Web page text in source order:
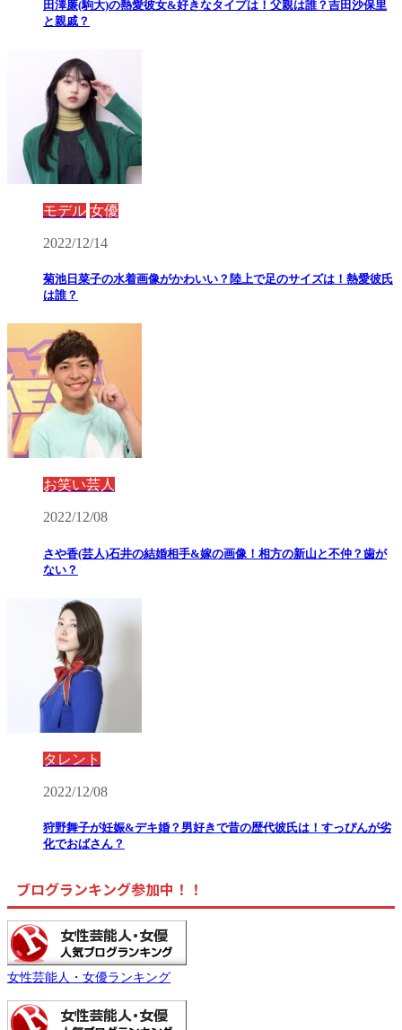
田澤廉(駒大)の熱愛彼女&好きなタイプは！父親は誰？吉田沙保里
と親戚？
モデル 女優
2022/12/14
菊池日菜子の水着画像がかわいい？陸上で足のサイズは！熱愛彼氏
は誰？
お笑い芸人
2022/12/08
さや香(芸人)石井の結婚相手&嫁の画像！相方の新山と不仲？歯が
ない？
タレント
2022/12/08
狩野舞子が妊娠&デキ婚？男好きで昔の歴代彼氏は！すっぴんが劣
化でおばさん？
ブログランキング参加中！！
女性芸能人・女優ランキング